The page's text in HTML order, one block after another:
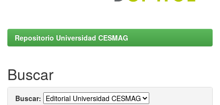
Repositorio Universidad CESMAG
Buscar
Buscar: